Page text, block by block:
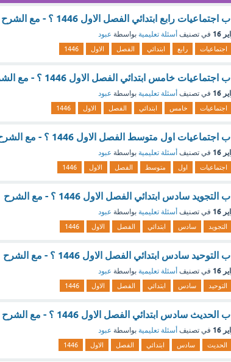
رابع ابتدائي الفصل الاول 1446 ؟ - مع الشرح
16 في تصنيف أسئلة تعليمية بواسطة عبود
اجتماعيات رابع ابتدائي الفصل الاول 1446
خامس ابتدائي الفصل الاول 1446 ؟ - مع الشرح
16 في تصنيف أسئلة تعليمية بواسطة عبود
اجتماعيات خامس ابتدائي الفصل الاول 1446
اول متوسط الفصل الاول 1446 ؟ - مع الشرح
16 في تصنيف أسئلة تعليمية بواسطة عبود
اجتماعيات اول متوسط الفصل الاول 1446
سادس ابتدائي الفصل الاول 1446 ؟ - مع الشرح
16 في تصنيف أسئلة تعليمية بواسطة عبود
التجويد سادس ابتدائي الفصل الاول 1446
سادس ابتدائي الفصل الاول 1446 ؟ - مع الشرح
16 في تصنيف أسئلة تعليمية بواسطة عبود
التوحيد سادس ابتدائي الفصل الاول 1446
سادس ابتدائي الفصل الاول 1446 ؟ - مع الشرح
16 في تصنيف أسئلة تعليمية بواسطة عبود
الحديث سادس ابتدائي الفصل الاول 1446